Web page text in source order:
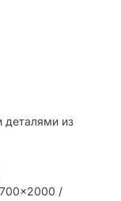
деталями из
/